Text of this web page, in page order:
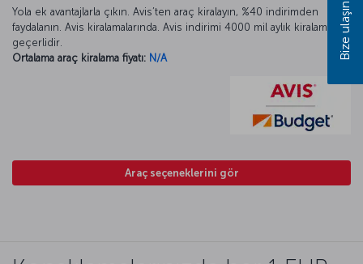
Yola ek avantajlarla çıkın. Avis’ten araç kiralayın, %40 indirimden
faydalanın. Avis kiralamalarında. Avis indirimi 4000 mil aylık kiralamada
geçerlidir.
Ortalama araç kiralama fiyatı: N/A
Araç seçeneklerini gör
Bize ulaşın